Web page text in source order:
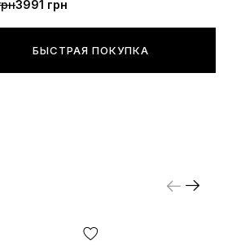
3991 грн
БЫСТРАЯ ПОКУПКА